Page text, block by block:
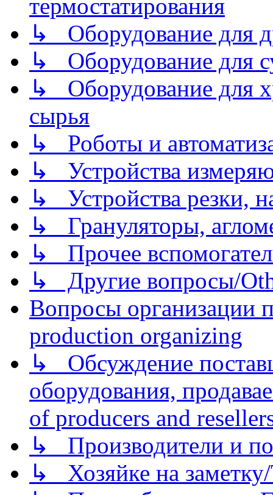
термостатирования
↳ Оборудование для
↳ Оборудование для
↳ Оборудование для
сырья
↳ Роботы и
↳ Устройства
↳ Устройства резки,
↳ Грануляторы,
↳ Прочее
↳ Другие вопросы/
Вопросы организации
production organizing
↳ Обсуждение
оборудования,
of producers and
↳ Производители и
↳ Хозяйке на